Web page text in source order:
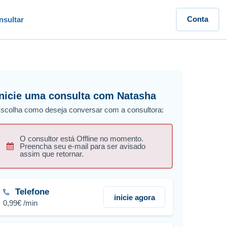
Conta
uma consulta com Natasha
como deseja conversar com a consultora:
O consultor está Offline no momento.
Preencha seu e-mail para ser avisado
assim que retornar.
Telefone
0,99€ /min
inicie agora